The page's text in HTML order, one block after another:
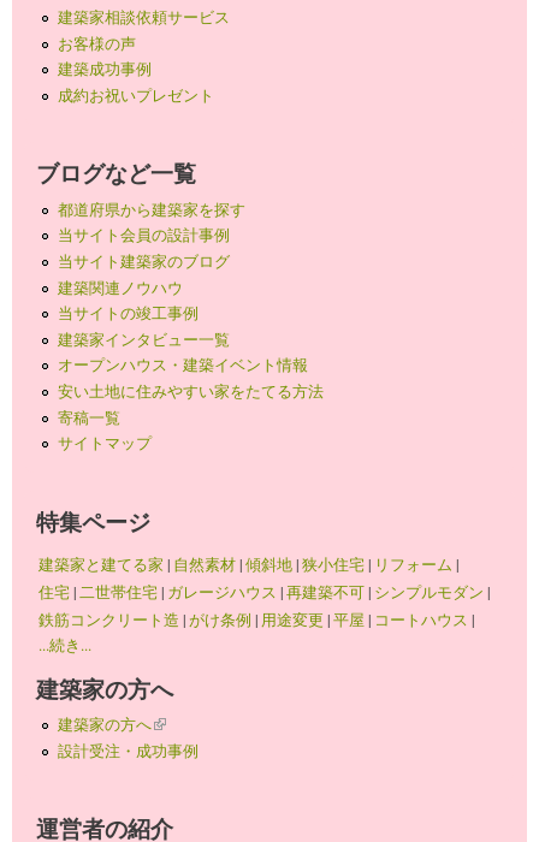
建築家相談依頼サービス
お客様の声
建築成功事例
成約お祝いプレゼント
ブログなど一覧
都道府県から建築家を探す
当サイト会員の設計事例
当サイト建築家のブログ
建築関連ノウハウ
当サイトの竣工事例
建築家インタビュー一覧
オープンハウス・建築イベント情報
安い土地に住みやすい家をたてる方法
寄稿一覧
サイトマップ
特集ページ
建築家と建てる家 | 自然素材|傾斜地|狭小住宅| リフォーム |
住宅| 二世帯住宅| ガレージハウス |再建築不可| シンプルモダン |
鉄筋コンクリート造 |がけ条例 | 用途変更 |平屋 | コートハウス |
...続き...
建築家の方へ
建築家の方へ(link is external)
設計受注・成功事例
運営者の紹介